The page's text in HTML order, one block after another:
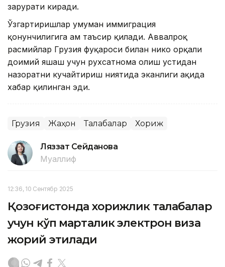
зарурати киради.
Ўзгартиришлар умуман иммиграция
қонунчилигига ҳам таъсир қилади. Аввалроқ
расмийлар Грузия фуқароси билан никоҳ орқали
доимий яшаш учун рухсатнома олиш устидан
назоратни кучайтириш ниятида эканлиги ҳақида
хабар қилинган эди.
Грузия Жаҳон Талабалар Хориж
Ляззат Сейданова
Муаллиф
12:36, 10 Сентябр 2025
Қозоғистонда хорижлик талабалар
учун кўп марталик электрон виза
жорий этилади